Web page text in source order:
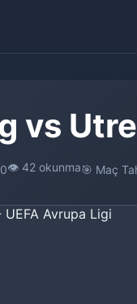
vs
👁️ 42 okunma🎯 Maç